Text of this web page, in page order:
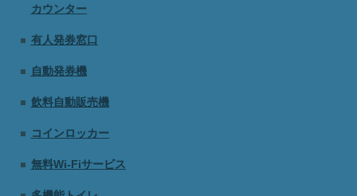
カウンター
有人発券窓口
自動発券機
飲料自動販売機
コインロッカー
無料Wi-Fiサービス